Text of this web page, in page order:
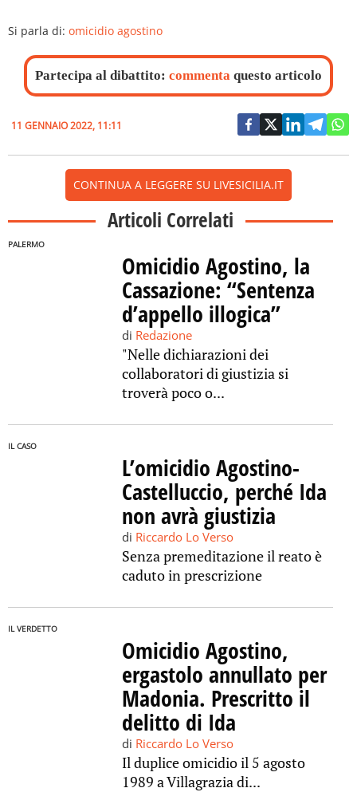
Si parla di: omicidio agostino
Partecipa al dibattito: commenta questo articolo
11 GENNAIO 2022, 11:11
CONTINUA A LEGGERE SU LIVESICILIA.IT
Articoli Correlati
PALERMO
Omicidio Agostino, la
Cassazione: “Sentenza
d’appello illogica”
di Redazione
"Nelle dichiarazioni dei
collaboratori di giustizia si
troverà poco o...
IL CASO
L’omicidio Agostino-
Castelluccio, perché Ida
non avrà giustizia
di Riccardo Lo Verso
Senza premeditazione il reato è
caduto in prescrizione
IL VERDETTO
Omicidio Agostino,
ergastolo annullato per
Madonia. Prescritto il
delitto di Ida
di Riccardo Lo Verso
Il duplice omicidio il 5 agosto
1989 a Villagrazia di...